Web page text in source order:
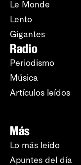
Le Monde
Lento
Gigantes
Radio
Periodismo
Música
Artículos leídos
Más
Lo más leído
Apuntes del día